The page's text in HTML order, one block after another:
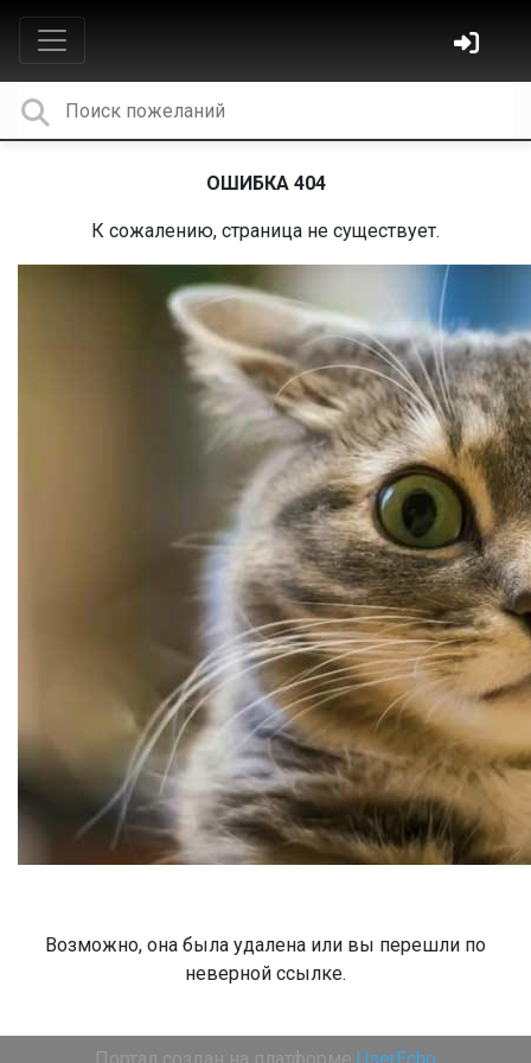
ОШИБКА 404
К сожалению, страница не существует.
Возможно, она была удалена или вы перешли по
неверной ссылке.